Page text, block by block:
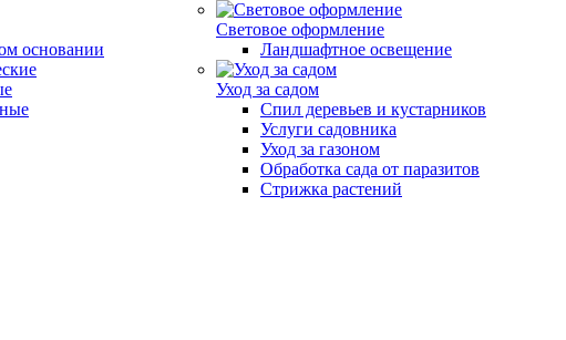
основании
Световое оформление
Ландшафтное освещение
Уход за садом
Спил деревьев и кустарников
Услуги садовника
Уход за газоном
Обработка сада от паразитов
Стрижка растений